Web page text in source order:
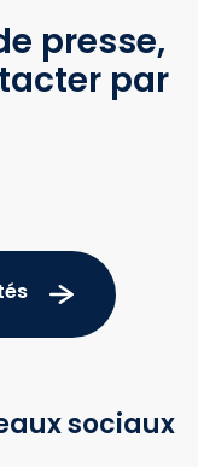
presse,
par
sociaux